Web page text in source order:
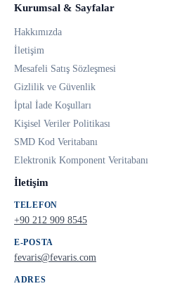
Kurumsal & Sayfalar
Hakkımızda
İletişim
Mesafeli Satış Sözleşmesi
Gizlilik ve Güvenlik
İptal İade Koşulları
Kişisel Veriler Politikası
SMD Kod Veritabanı
Elektronik Komponent Veritabanı
İletişim
TELEFON
+90 212 909 8545
E-POSTA
fevaris@fevaris.com
ADRES